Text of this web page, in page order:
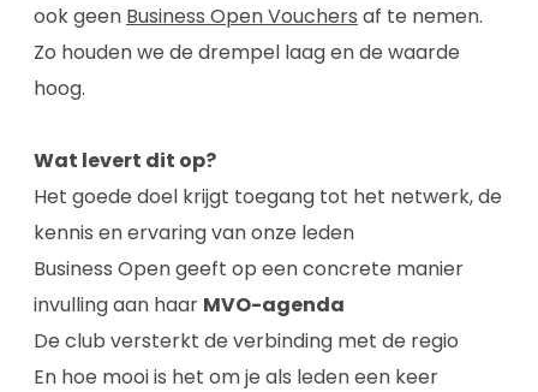
ook geen Business Open Vouchers af te nemen.
Zo houden we de drempel laag en de waarde
hoog.
Wat levert dit op?
Het goede doel krijgt toegang tot het netwerk, de
kennis en ervaring van onze leden
Business Open geeft op een concrete manier
invulling aan haar MVO-agenda
De club versterkt de verbinding met de regio
En hoe mooi is het om je als leden een keer